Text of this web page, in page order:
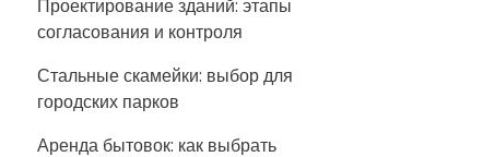
Проектирование зданий: этапы
согласования и контроля
Стальные скамейки: выбор для
городских парков
Аренда бытовок: как выбрать